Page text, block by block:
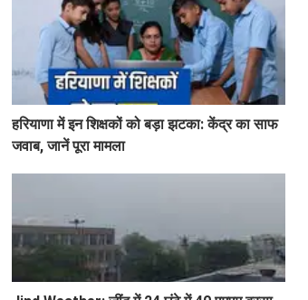
हरियाणा में इन शिक्षकों को बड़ा झटका: केंद्र का साफ
जवाब, जानें पूरा मामला